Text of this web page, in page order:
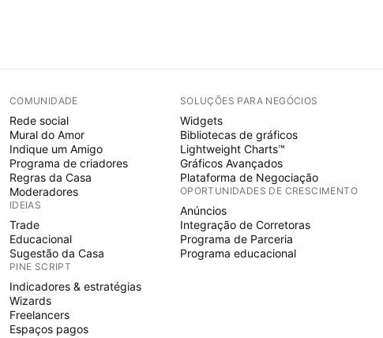
COMUNIDADE
Rede social
Mural do Amor
Indique um Amigo
Programa de criadores
Regras da Casa
Moderadores
IDEIAS
Trade
Educacional
Sugestão da Casa
PINE SCRIPT
Indicadores & estratégias
Wizards
Freelancers
Espaços pagos
SOLUÇÕES PARA NEGÓCIOS
Widgets
Bibliotecas de gráficos
Lightweight Charts™
Gráficos Avançados
Plataforma de Negociação
OPORTUNIDADES DE CRESCIMENTO
Anúncios
Integração de Corretoras
Programa de Parceria
Programa educacional